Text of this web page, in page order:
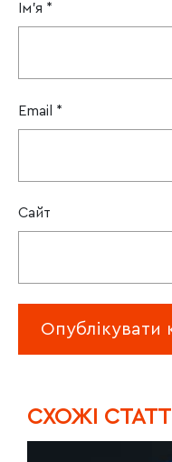
Ім'я *
Email *
Сайт
CХОЖІ СТАТТІ